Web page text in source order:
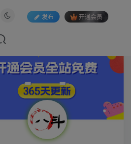
发布 开通会员